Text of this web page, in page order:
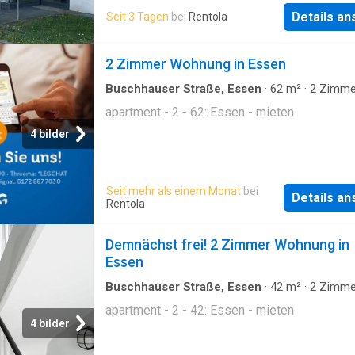
sind nicht gestattet, um die angenehme
für alle zu bewahren. Diese Wohnung ist
zentral gelegene Unterkunft in Essen suchen.
dem Absenden des
Seit 3 Tagen bei Rentola Details
4 bilder
2 Zimmer Wohnung in Essen
Buschhauser Straße, Essen · 62 m² · 2
apartment - 2 - 62: Essen - mieten
Seit mehr als einem Monat bei
Rentola
Details
4 bilder
Demnächst frei! 2 Zimmer Wohnung in
Essen
Buschhauser Straße, Essen · 42 m² · 2
apartment - 2 - 42: Essen - mieten